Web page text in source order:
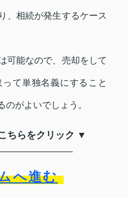
、相続が発生するケース
可能なので、売却をして
て単独名義にすること
がよいでしょう。
ちらをクリック ▼
へ進む